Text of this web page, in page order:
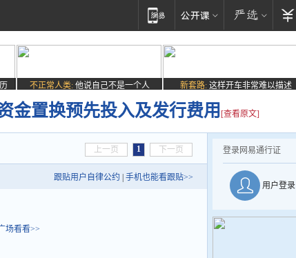
不正常人类: 他说自己不是一个人 新套路: 这样开车非常难以描述
金置换预先投入及发行费用 [查看原文]
上一页 1 下一页
跟贴用户自律公约 手机也能看跟贴>>
场看看>>
登录网易通行证
用户登录